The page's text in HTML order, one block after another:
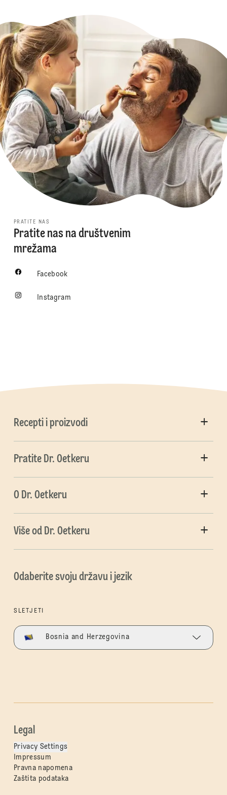
PRATITE NAS
Pratite nas na društvenim
mrežama
Facebook
Instagram
Recepti i proizvodi
Pratite Dr. Oetkeru
O Dr. Oetkeru
Više od Dr. Oetkeru
Odaberite svoju državu i jezik
SLETJETI
Bosnia and Herzegovina
Legal
Privacy Settings
Impressum
Pravna napomena
Zaštita podataka